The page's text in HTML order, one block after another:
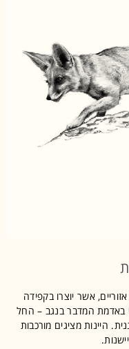
אשר יוצרו בקפידה
באדמת המדבר בנגב – החל
היינות מציגים מורכבות